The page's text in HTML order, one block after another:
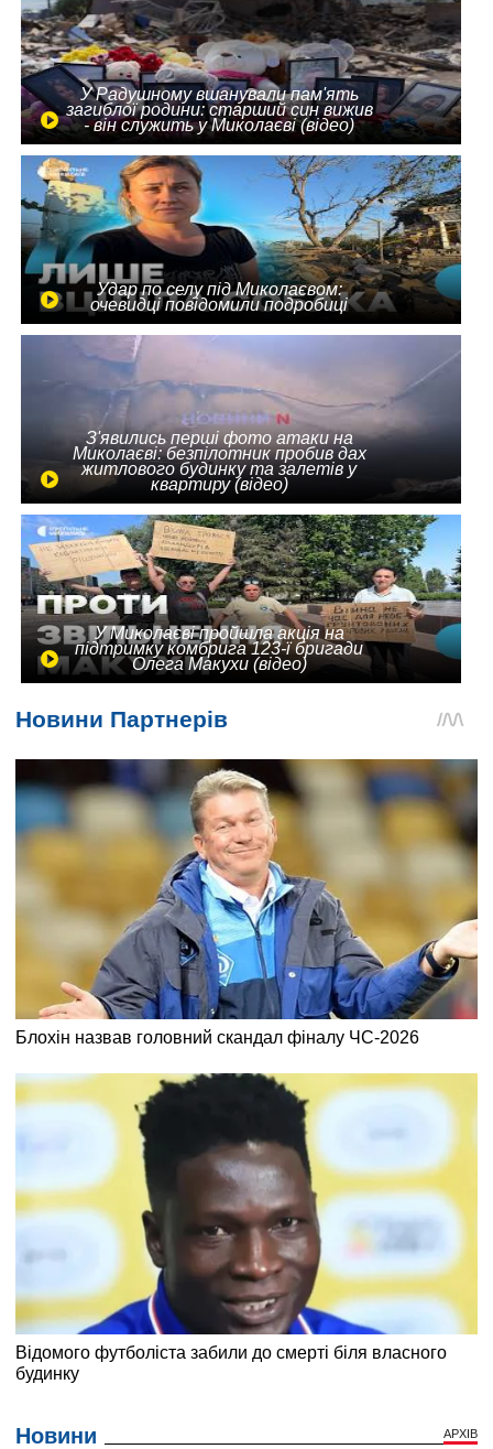
У Радушному вшанували пам'ять
загиблої родини: старший син вижив
- він служить у Миколаєві (відео)
Удар по селу під Миколаєвом:
очевидці повідомили подробиці
З'явились перші фото атаки на
Миколаєві: безпілотник пробив дах
житлового будинку та залетів у
квартиру (відео)
У Миколаєві пройшла акція на
підтримку комбрига 123-ї бригади
Олега Макухи (відео)
Новини АРХІВ